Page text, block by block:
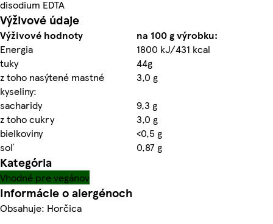
disodium EDTA
Výživové údaje
Výživové hodnoty
na 100 g výrobku:
Energia
1800 kJ/431 kcal
tuky
44g
z toho nasýtené mastné
kyseliny:
3,0 g
sacharidy
9,3 g
z toho cukry
3,0 g
bielkoviny
<0,5 g
soľ
0,87 g
Kategória
Vhodné pre vegánov
Informácie o alergénoch
Obsahuje: Horčica